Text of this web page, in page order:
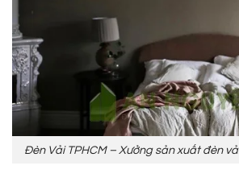
Đèn Vải TPHCM – Xưởng sản xuất đèn